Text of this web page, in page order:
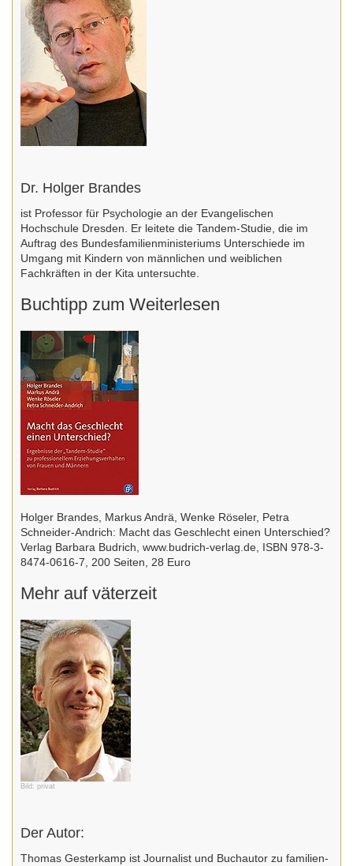
Dr. Holger Brandes
ist Professor für Psychologie an der Evangelischen
Hochschule Dresden. Er leitete die Tandem-Studie, die im
Auftrag des Bundesfamilienministeriums Unterschiede im
Umgang mit Kindern von männlichen und weiblichen
Fachkräften in der Kita untersuchte.
Buchtipp zum Weiterlesen
Holger Brandes, Markus Andrä, Wenke Röseler, Petra
Schneider-Andrich: Macht das Geschlecht einen Unterschied?
Verlag Barbara Budrich, www.budrich-verlag.de, ISBN 978-3-
8474-0616-7, 200 Seiten, 28 Euro
Mehr auf väterzeit
Bild: privat
Der Autor:
Thomas Gesterkamp ist Journalist und Buchautor zu familien-